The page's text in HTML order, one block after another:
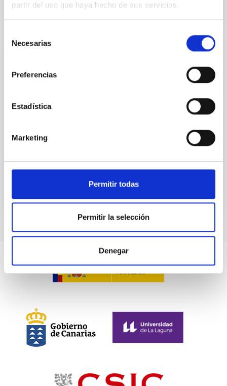
partir del uso que haya hecho de sus servicios.
Necesarias
Preferencias
Estadística
Marketing
Permitir todas
Permitir la selección
Denegar
Europea de Canarias y el Instituto de
Establecer un marco para la realización en común de
actividades de formación, intercambio de alumnos,
Fecha en vigor